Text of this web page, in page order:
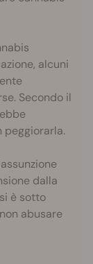
alcuni
Secondo il
peggiorarla.
dalla
è sotto
abusare